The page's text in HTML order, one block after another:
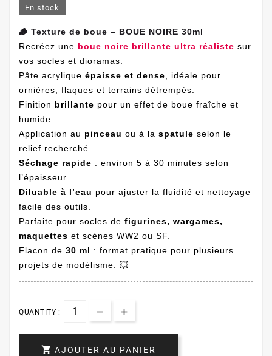
En stock
🪵 Texture de boue – BOUE NOIRE 30ml
Recréez une boue noire brillante ultra réaliste sur
vos socles et dioramas.
Pâte acrylique épaisse et dense, idéale pour
ornières, flaques et terrains détrempés.
Finition brillante pour un effet de boue fraîche et
humide.
Application au pinceau ou à la spatule selon le
relief recherché.
Séchage rapide : environ 5 à 30 minutes selon
l’épaisseur.
Diluable à l’eau pour ajuster la fluidité et nettoyage
facile des outils.
Parfaite pour socles de figurines, wargames,
maquettes et scènes WW2 ou SF.
Flacon de 30 ml : format pratique pour plusieurs
projets de modélisme. 💥
QUANTITY :
 AJOUTER AU PANIER